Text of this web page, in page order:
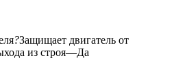
?Защищает двигатель от
из строя—Да